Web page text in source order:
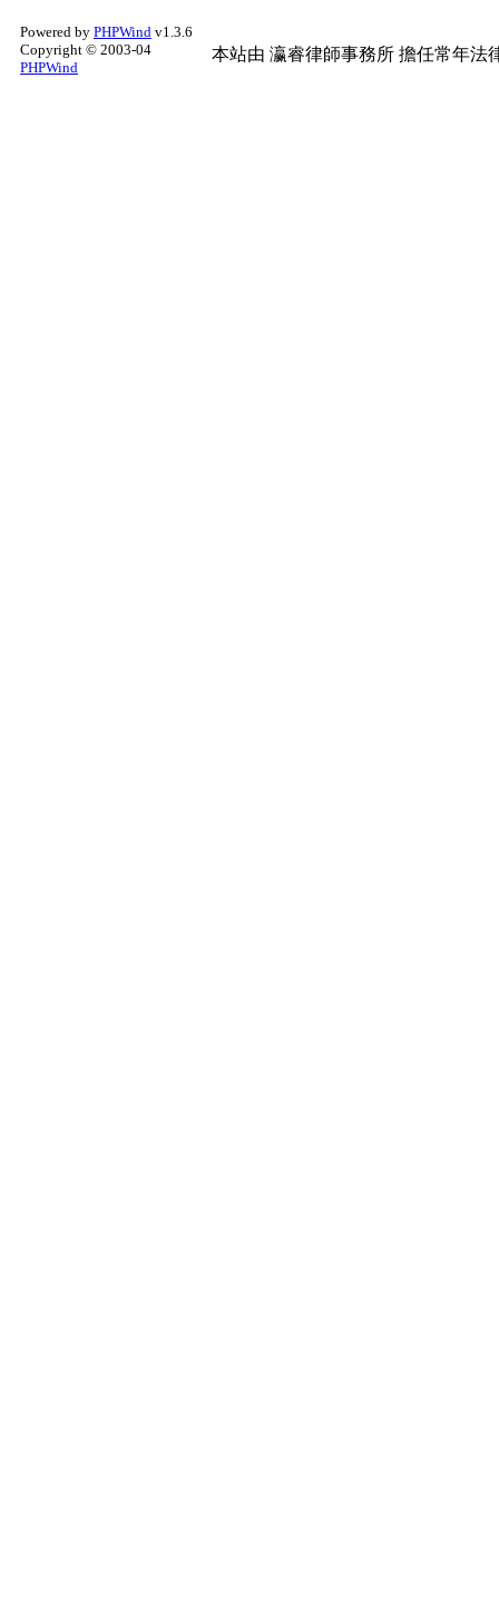
Powered by PHPWind v1.3.6
Copyright © 2003-04
PHPWind
本站由 瀛睿律師事務所 擔任常年法